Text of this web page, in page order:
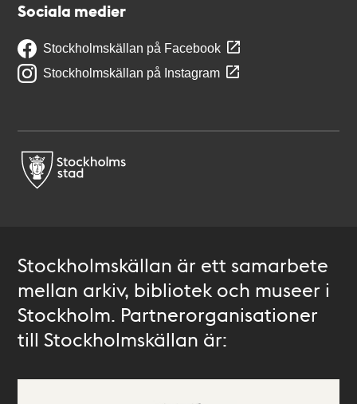
Sociala medier
Stockholmskällan på Facebook
Stockholmskällan på Instagram
Stockholmskällan är ett samarbete
mellan arkiv, bibliotek och museer i
Stockholm. Partnerorganisationer
till Stockholmskällan är: